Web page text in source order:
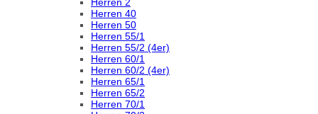
Herren 40
Herren 50
Herren 55/1
Herren 55/2 (4er)
Herren 60/1
Herren 60/2 (4er)
Herren 65/1
Herren 65/2
Herren 70/1